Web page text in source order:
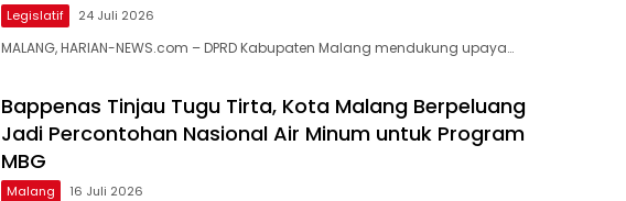
Legislatif 24 Juli 2026
MALANG, HARIAN-NEWS.com – DPRD Kabupaten Malang mendukung upaya…
Bappenas Tinjau Tugu Tirta, Kota Malang Berpeluang
Jadi Percontohan Nasional Air Minum untuk Program
MBG
Malang 16 Juli 2026